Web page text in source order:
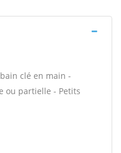
clé en main -
ou partielle - Petits